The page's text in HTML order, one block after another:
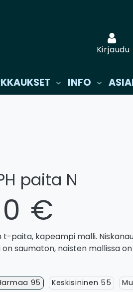
Kirjaudu
INFO
paita N
€
t-paita, kapeampi malli.
saumaton, naisten mallissa
95 Keskisininen 55